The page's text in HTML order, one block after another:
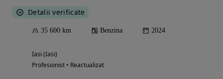
Detalii verificate
35 600 km Benzina 2024
Iasi (Iasi)
Profesionist • Reactualizat